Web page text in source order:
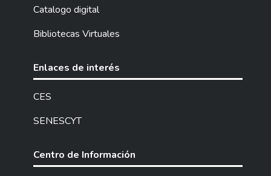
la presente investigación tiene como
productos en la empresa AJ DITEC, ubicada
desarrollo de una aplicación web utilizando
la metodología de desarrollo ágil Lean. Esta
Arquitectónico Modelo Vista Template
Python y el sistema gestor de base de
datos PostgreSQL. La incorporación de
Catalogo digital
Bibliotecas Virtuales
Enlaces de interés
CES
SENESCYT
Centro de Información